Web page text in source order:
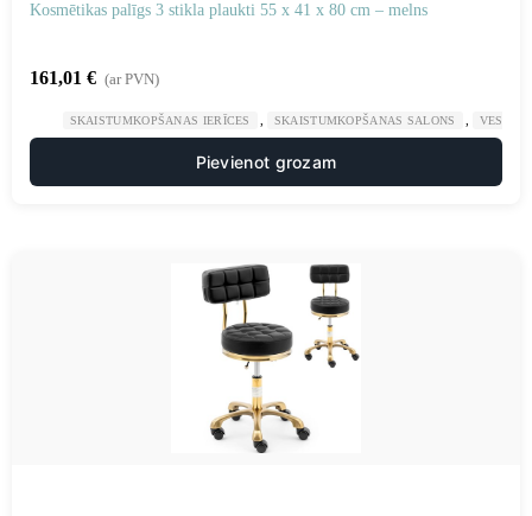
Kosmētikas palīgs 3 stikla plaukti 55 x 41 x 80 cm – melns
161,01 € (ar PVN)
SKAISTUMKOPŠANAS IERĪCES SKAISTUMKOPŠANAS SALONS
Pievienot grozam